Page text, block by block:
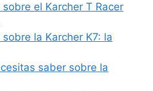
el Karcher T Racer
la Karcher K7: la
saber sobre la